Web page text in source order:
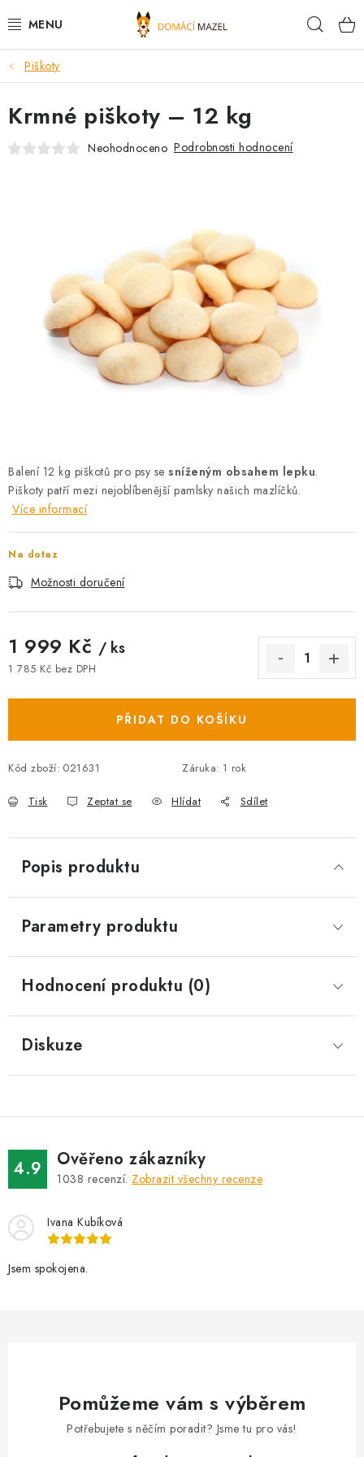
na
DOPORUČUJEME
VÝPRODEJ SKLADU
PSI
PRO CHOVATELE
NOVINKY
HODNOCENÍ OBCHODU
DOPRAVA PO OSTRAVĚ, HLUČÍNĚ A OKOLÍ
Kontakt Možnosti dopravy
Piškoty
Balení 12 kg piškotů pro psy se sníženým obsahem lepku.
Piškoty patří mezi nejoblíbenější pamlsky našich mazlíčků.
Více informací
Na dotaz
Možnosti doručení
1 999 Kč / ks
1 785 Kč bez DPH
PŘIDAT DO KOŠÍKU
Kód zboží: 021631 Záruka: 1 rok
Tisk Zeptat se Hlídat Sdílet
Krmné piškoty – 12 kg
Neohodnoceno Podrobnosti hodnocení
Popis produktu
Parametry produktu
Hodnocení produktu (0)
Diskuze
4.9 Ověřeno zákazníky
1038 recenzí. Zobrazit všechny recenze
Ivana Kubíková
Jsem spokojena.
Pomůžeme vám s výběrem
Potřebujete s něčím poradit? Jsme tu pro vás!